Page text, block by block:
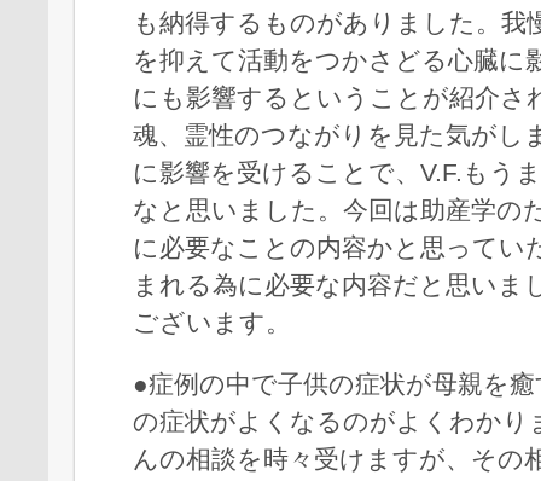
も納得するものがありました。我
を抑えて活動をつかさどる心臓に
にも影響するということが紹介さ
魂、霊性のつながりを見た気がし
に影響を受けることで、V.F.もう
なと思いました。今回は助産学の
に必要なことの内容かと思ってい
まれる為に必要な内容だと思いま
ございます。
●症例の中で子供の症状が母親を
の症状がよくなるのがよくわかり
んの相談を時々受けますが、その